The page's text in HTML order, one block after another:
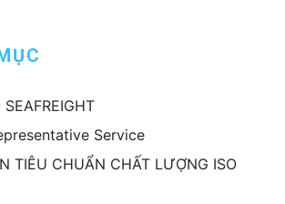
Service
TIÊU CHUẨN CHẤT LƯỢNG ISO